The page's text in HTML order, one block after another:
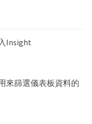
Insight
來篩選儀表板資料的